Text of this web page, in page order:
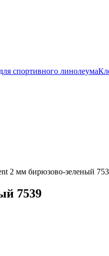
спортивного линолеума
2 мм бирюзово-зеленый
7539